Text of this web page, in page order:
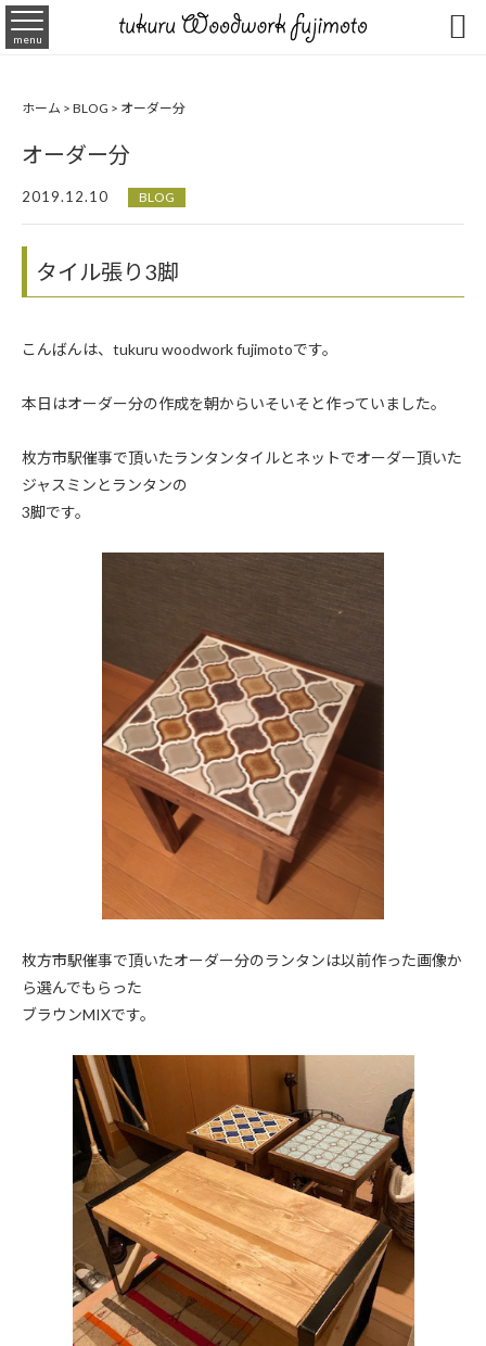
menu 
ホーム > BLOG > オーダー分
オーダー分
2019.12.10 BLOG
タイル張り3脚
こんばんは、tukuru woodwork fujimotoです。
本日はオーダー分の作成を朝からいそいそと作っていました。
枚方市駅催事で頂いたランタンタイルとネットでオーダー頂いた
ジャスミンとランタンの
3脚です。
枚方市駅催事で頂いたオーダー分のランタンは以前作った画像か
ら選んでもらった
ブラウンMIXです。